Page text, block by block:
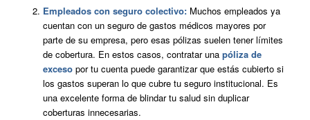
Empleados con seguro colectivo: Muchos empleados ya
cuentan con un seguro de gastos médicos mayores por
parte de su empresa, pero esas pólizas suelen tener límites
de cobertura. En estos casos, contratar una póliza de
excesopor tu cuenta puede garantizar que estás cubierto si
los gastos superan lo que cubre tu seguro institucional. Es
una excelente forma de blindar tu salud sin duplicar
coberturas innecesarias.